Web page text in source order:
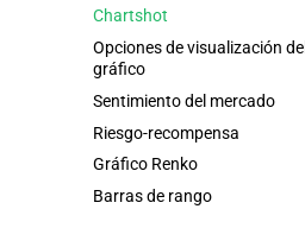
Chartshot
Opciones de visualización del
gráfico
Sentimiento del mercado
Riesgo-recompensa
Gráfico Renko
Barras de rango